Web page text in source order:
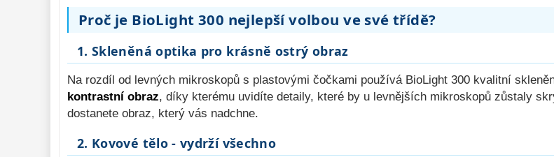
Proč je BioLight 300 nejlepší volbou ve své třídě?
1. Skleněná optika pro krásně ostrý obraz
Na rozdíl od levných mikroskopů s plastovými čočkami používá BioLight 300 kvalitní
kontrastní obraz, díky kterému uvidíte detaily, které by u levnějších mikroskopů zůstaly
dostanete obraz, který vás nadchne.
2. Kovové tělo - vydrží všechno